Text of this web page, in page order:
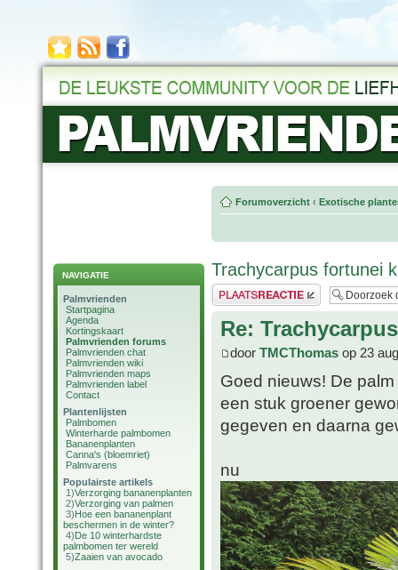
NAVIGATIE
Palmvrienden
Startpagina
Agenda
Kortingskaart
Palmvrienden forums
Palmvrienden chat
Palmvrienden wiki
Palmvrienden maps
Palmvrienden label
Contact
Plantenlijsten
Palmbomen
Winterharde palmbomen
Bananenplanten
Canna's (bloemriet)
Palmvarens
Populairste artikels
1)Verzorging bananenplanten
2)Verzorging van palmen
3)Hoe een bananenplant
beschermen in de winter?
4)De 10 winterhardste
palmbomen ter wereld
5)Zaaien van avocado
Forumoverzicht ‹ Exotische
Trachycarpus fortunei
Plaats een reactie
Re:
door TMCThomas op 23
Goed nieuws! De
een stuk groener
gegeven en daarna
nu